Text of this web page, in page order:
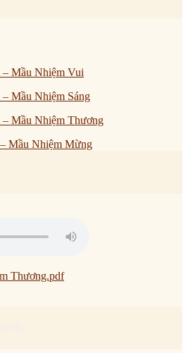
Mầu Nhiệm Vui
Mầu Nhiệm Sáng
Mầu Nhiệm Thương
Mầu Nhiệm Mừng
Thương.pdf